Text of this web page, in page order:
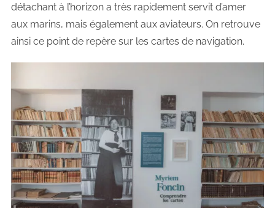
détachant à l’horizon a très rapidement servit d’amer
aux marins, mais également aux aviateurs. On retrouve
ainsi ce point de repère sur les cartes de navigation.